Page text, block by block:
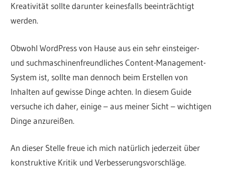
Kreativität sollte darunter keinesfalls beeinträchtigt
werden.
Obwohl WordPress von Hause aus ein sehr einsteiger-
und suchmaschinenfreundliches Content-Management-
System ist, sollte man dennoch beim Erstellen von
Inhalten auf gewisse Dinge achten. In diesem Guide
versuche ich daher, einige – aus meiner Sicht – wichtigen
Dinge anzureißen.
An dieser Stelle freue ich mich natürlich jederzeit über
konstruktive Kritik und Verbesserungsvorschläge.